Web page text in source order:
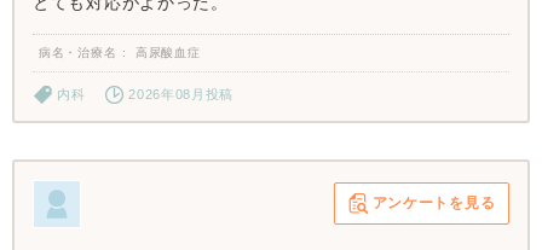
病名・治療名 高尿酸血症
内科 2026年08月投稿
アンケートを見る